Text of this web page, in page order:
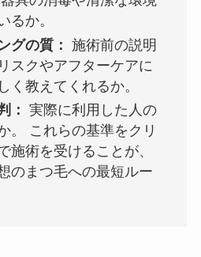
るか。
グの質： 施術前の説明
スクやアフターケアに
く教えてくれるか。
：
実際に利用した人の
。 これらの基準をクリ
施術を受けることが、
のまつ毛への最短ルー